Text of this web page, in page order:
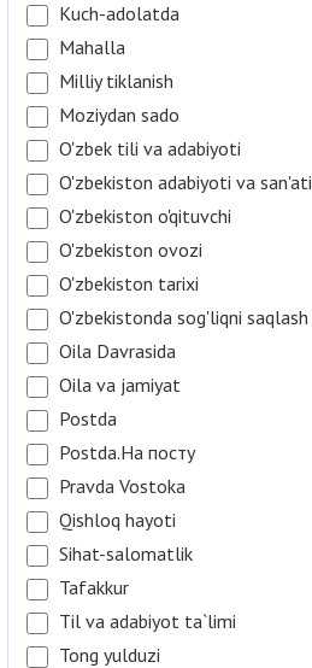
Kuch-adolatda
Mahalla
Milliy tiklanish
Moziydan sado
O'zbek tili va adabiyoti
O'zbekiston adabiyoti va san'ati
O'zbekiston o'qituvchi
O'zbekiston ovozi
O'zbekiston tarixi
O'zbekistonda sog'liqni saqlash
Oila Davrasida
Oila va jamiyat
Postda
Postda.На посту
Pravda Vostoka
Qishloq hayoti
Sihat-salomatlik
Tafakkur
Til va adabiyot ta`limi
Tong yulduzi